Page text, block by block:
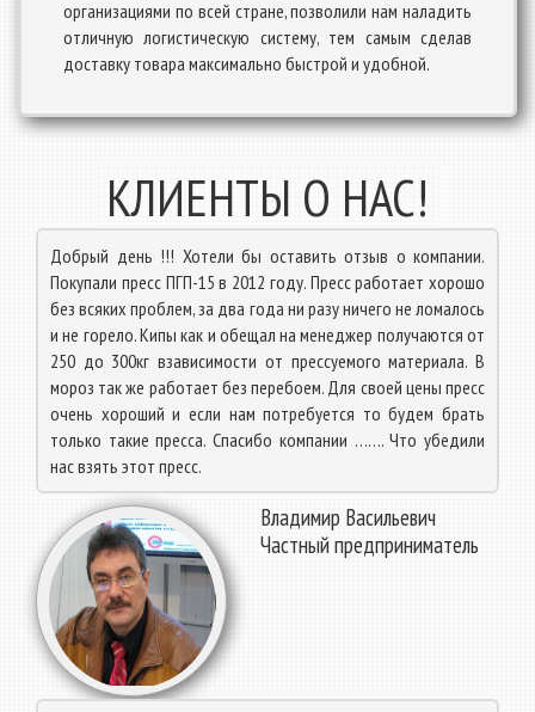
организациями по всей стране, позволили нам наладить
отличную логистическую систему, тем самым сделав
доставку товара максимально быстрой и удобной.
КЛИЕНТЫ О НАС!
Добрый день !!! Хотели бы оставить отзыв о компании.
Покупали пресс ПГП-15 в 2012 году. Пресс работает хорошо
без всяких проблем, за два года ни разу ничего не ломалось
и не горело. Кипы как и обещал на менеджер получаются от
250 до 300кг взависимости от прессуемого материала. В
мороз так же работает без перебоем. Для своей цены пресс
очень хороший и если нам потребуется то будем брать
только такие пресса. Спасибо компании ……. Что убедили
нас взять этот пресс.
Владимир Васильевич
Частный предприниматель